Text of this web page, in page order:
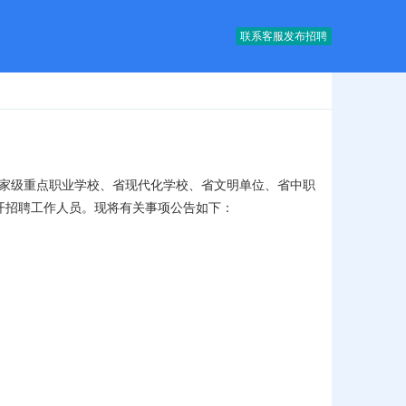
联系客服发布招聘
级重点职业学校、省现代化学校、省文明单位、省中职
聘工作人员。现将有关事项公告如下：